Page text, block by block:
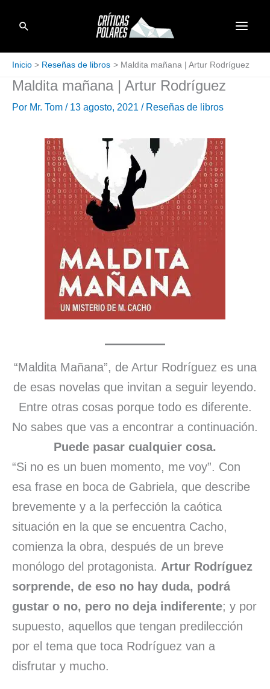
Buscar
Inicio Reseñas de libros Maldita mañana | Artur Rodríguez
Maldita mañana | Artur Rodríguez
Por Mr. Tom / 13 agosto, 2021 / Reseñas de libros
“Maldita Mañana”, de Artur Rodríguez es una
de esas novelas que invitan a seguir leyendo.
Entre otras cosas porque todo es diferente.
No sabes que vas a encontrar a continuación.
Puede pasar cualquier cosa.
“Si no es un buen momento, me voy”. Con
esa frase en boca de Gabriela, que describe
brevemente y a la perfección la caótica
situación en la que se encuentra Cacho,
comienza la obra, después de un breve
monólogo del protagonista. Artur Rodríguez
sorprende, de eso no hay duda, podrá
gustar o no, pero no deja indiferente; y por
supuesto, aquellos que tengan predilección
por el tema que toca Rodríguez van a
disfrutar y mucho.